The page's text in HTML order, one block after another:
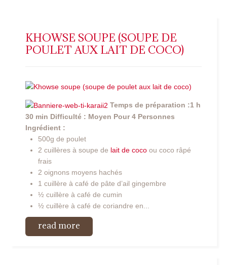
KHOWSE SOUPE (SOUPE DE
POULET AUX LAIT DE COCO)
Temps de préparation :1 h
30 min Difficulté : Moyen Pour 4 Personnes
Ingrédient :
500g de poulet
2 cuillères à soupe de lait de coco ou coco râpé
frais
2 oignons moyens hachés
1 cuillère à café de pâte d’ail gingembre
½ cuillère à café de cumin
½ cuillère à café de coriandre en...
read more